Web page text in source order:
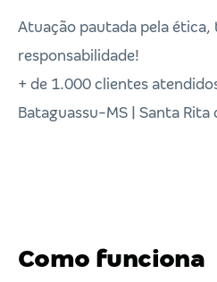
Atuação pautada pela ética,
responsabilidade!
+ de 1.000 clientes
Bataguassu-MS | Santa Rita
Como funciona